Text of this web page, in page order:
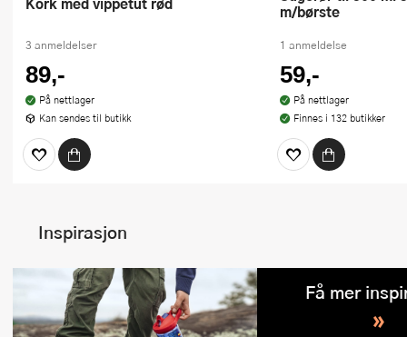
3 anmeldelser
89,-
På nettlager
Kan sendes til butikk
m/børste
1 anmeldelse
59,-
På nettlager
Finnes i 132 butikker
Inspirasjon
Få mer
»